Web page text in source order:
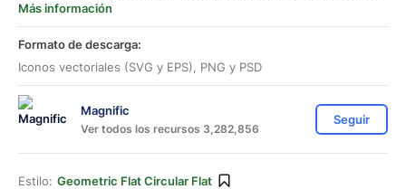
Más información
Formato de descarga:
Iconos vectoriales (SVG y EPS), PNG y PSD
Magnific
Ver todos los recursos 3,282,856
Seguir
Estilo: Geometric Flat Circular Flat